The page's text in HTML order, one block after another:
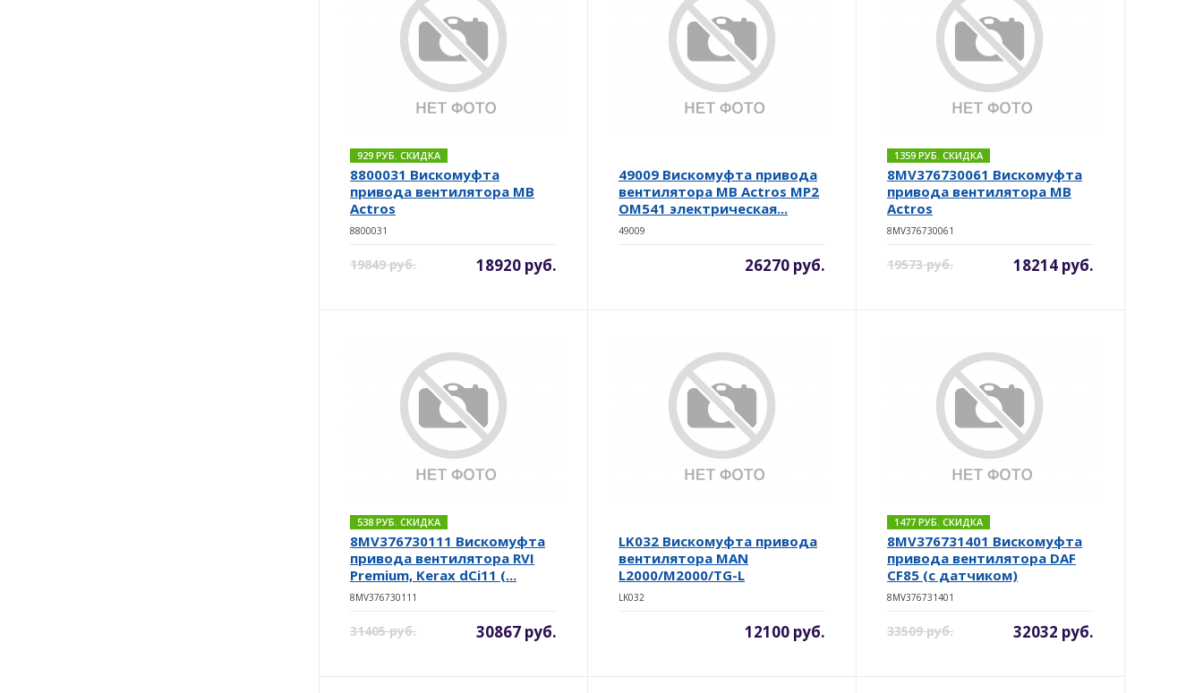
929 РУБ. СКИДКА
8800031 Вискомуфта
привода вентилятора MB
Actros
8800031
19849 руб. 18920 руб.
49009 Вискомуфта привода
вентилятора MB Actros MP2
OM541 электрическая...
49009
26270 руб.
1359 РУБ. СКИДКА
8MV376730061 Вискомуфта
привода вентилятора MB
Actros
8MV376730061
19573 руб. 18214 руб.
538 РУБ. СКИДКА
8MV376730111 Вискомуфта
привода вентилятора RVI
Premium, Kerax dCi11 (...
8MV376730111
31405 руб. 30867 руб.
LK032 Вискомуфта привода
вентилятора MAN
L2000/M2000/TG-L
LK032
12100 руб.
1477 РУБ. СКИДКА
8MV376731401 Вискомуфта
привода вентилятора DAF
CF85 (c датчиком)
8MV376731401
33509 руб. 32032 руб.